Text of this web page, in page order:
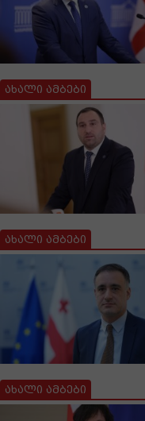
ახალი ამბები
ახალი ამბები
ახალი ამბები